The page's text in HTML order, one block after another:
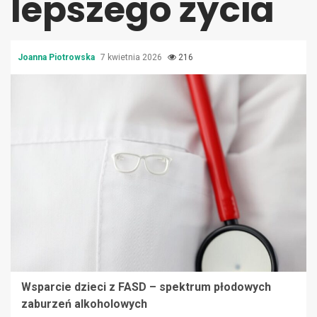
Joanna Piotrowska 7 kwietnia 2026 216
Wsparcie dzieci z FASD – spektrum płodowych
zaburzeń alkoholowych